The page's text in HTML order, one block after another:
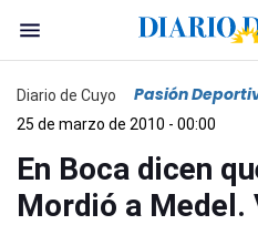
Diario de Cuyo Pasión
25 de marzo de 2010 - 00:00
En Boca dicen
Mordió a Medel.